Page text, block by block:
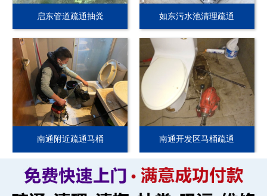
启东管道疏通抽粪 如东污水池清理疏通
南通附近疏通马桶 南通开发区马桶疏通